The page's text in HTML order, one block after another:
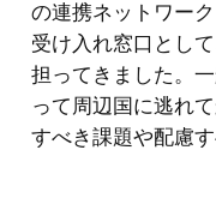
の連携ネットワー
受け入れ窓口とし
担ってきました。
って周辺国に逃れ
すべき課題や配慮